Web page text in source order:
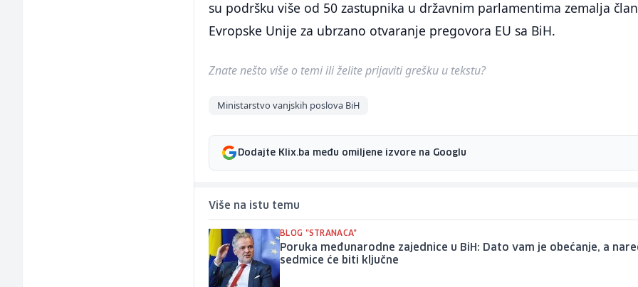
su podršku više od 50 zastupnika u državnim parlamentima zemalja
Evropske Unije za ubrzano otvaranje pregovora EU sa BiH.
Znate nešto više o temi ili želite prijaviti grešku u tekstu?
Ministarstvo vanjskih poslova BiH
Dodajte Klix.ba među omiljene izvore na Googlu
Više na istu temu
BLOG "STRANACA"
Poruka međunarodne zajednice u BiH: Dato vam je obećanje, a
sedmice će biti ključne